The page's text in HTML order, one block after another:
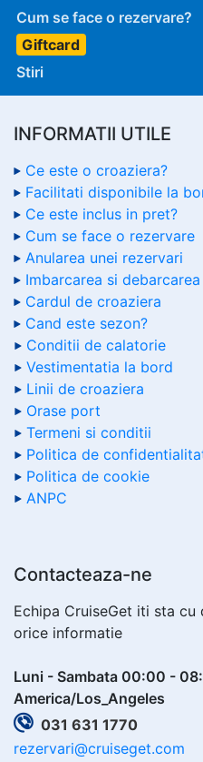
Cum se face o rezervare?
Giftcard
Stiri
INFORMATII UTILE
Ce este o croaziera?
Facilitati disponibile la
Ce este inclus in pret?
Cum se face o rezervare
Anularea unei rezervari
Imbarcarea si debarcarea
Cardul de croaziera
Cand este sezon?
Conditii de calatorie
Vestimentatia la bord
Linii de croaziera
Orase port
Termeni si conditii
Politica de
Politica de cookie
ANPC
Contacteaza-ne
Echipa CruiseGet iti sta
orice informatie
Luni - Sambata 00:00 -
America/Los_Angeles
031 631 1770
rezervari@cruiseget.com